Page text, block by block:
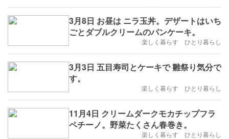
3月8日 お昼は ニラ玉丼。デザートはいち
ごとダブルクリームのパンケーキ。
楽しく暮らす ひとり暮らし
3月3日 五目寿司とケーキで 雛祭り気分で
す。
楽しく暮らす ひとり暮らし
11月4日 クリームダークモカチップフラ
ペチーノ。野菜たくさん春巻き。
楽しく暮らす ひとり暮らし